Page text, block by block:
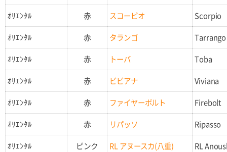
ｵﾘｴﾝﾀﾙ
赤 スコーピオ
Scorpio
ｵﾘｴﾝﾀﾙ
赤 タランゴ
Tarrango
ｵﾘｴﾝﾀﾙ
赤 トーバ
Toba
ｵﾘｴﾝﾀﾙ
赤 ビビアナ
Viviana
ｵﾘｴﾝﾀﾙ
赤 ファイヤーボルト
Firebolt
ｵﾘｴﾝﾀﾙ
赤 リパッソ
Ripasso
ｵﾘｴﾝﾀﾙ
ピンク RL アヌースカ(八重)
RL